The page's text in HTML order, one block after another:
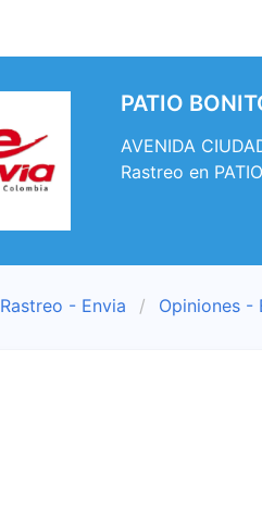
PATIO
AVENIDA
Rastreo en
Rastreo - Envia Opiniones -